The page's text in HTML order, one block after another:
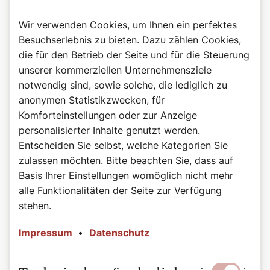
Zutaten
für 20 Stück
Teig
250 Gramm lauwarme Milch
2 Dotter
1 Ei
500 Gramm Weizenmehl 700
50 Gramm Zucker
1 Würfel Gern
20 Gramm Rum
6 Gramm Salz
60 Gramm Butter
Wir verwenden Cookies, um Ihnen ein perfektes
Besuchserlebnis zu bieten. Dazu zählen Cookies,
die für den Betrieb der Seite und für die Steuerung
unserer kommerziellen Unternehmensziele
notwendig sind, sowie solche, die lediglich zu
anonymen Statistikzwecken, für
Komforteinstellungen oder zur Anzeige
personalisierter Inhalte genutzt werden.
Entscheiden Sie selbst, welche Kategorien Sie
zulassen möchten. Bitte beachten Sie, dass auf
Basis Ihrer Einstellungen womöglich nicht mehr
alle Funktionalitäten der Seite zur Verfügung
stehen.
Impressum • Datenschutz